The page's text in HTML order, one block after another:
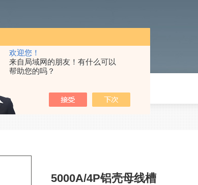
欢迎您！
来自局域网的朋友！有什么可以
帮助您的吗？
5000A/4P铝壳母线槽